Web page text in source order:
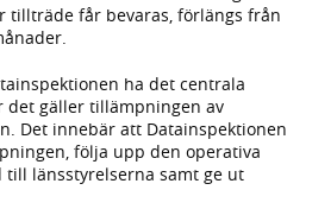
tillträde får bevaras, förlängs från
ha det centrala
det gäller tillämpningen av
Det innebär att Datainspektionen
följa upp den operativa
till länsstyrelserna samt ge ut